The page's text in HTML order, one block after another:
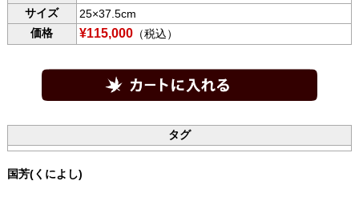
サイズ
25×37.5cm
価格
¥115,000（税込）
タグ
国芳(くによし)